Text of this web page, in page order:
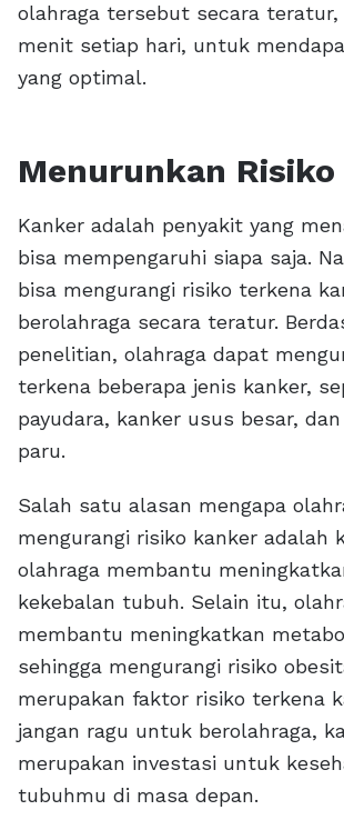
olahraga tersebut secara teratur,
menit setiap hari, untuk
yang optimal.
Menurunkan
Kanker adalah penyakit yang
bisa mempengaruhi siapa saja.
bisa mengurangi risiko terkena
berolahraga secara teratur.
penelitian, olahraga dapat
terkena beberapa jenis kanker,
payudara, kanker usus besar,
paru.
Salah satu alasan mengapa
mengurangi risiko kanker adalah
olahraga membantu
kekebalan tubuh. Selain itu,
membantu meningkatkan
sehingga mengurangi risiko
merupakan faktor risiko terkena
jangan ragu untuk berolahraga,
merupakan investasi untuk
tubuhmu di masa depan.